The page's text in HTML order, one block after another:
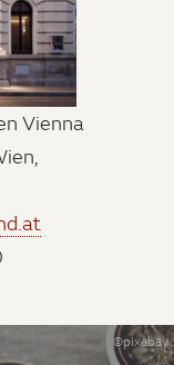
Vienna
©pixabay